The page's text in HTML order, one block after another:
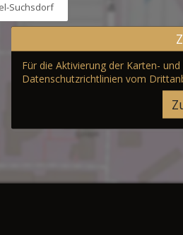
Suchsdorf
Für die Aktivierung der Karten-
Datenschutzrichtlinien vom